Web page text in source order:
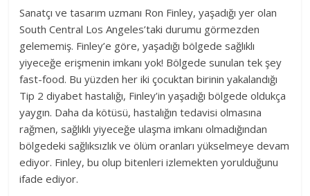
Sanatçı ve tasarım uzmanı Ron Finley, yaşadığı yer olan
South Central Los Angeles’taki durumu görmezden
gelememiş. Finley’e göre, yaşadığı bölgede sağlıklı
yiyeceğe erişmenin imkanı yok! Bölgede sunulan tek şey
fast-food. Bu yüzden her iki çocuktan birinin yakalandığı
Tip 2 diyabet hastalığı, Finley’in yaşadığı bölgede oldukça
yaygın. Daha da kötüsü, hastalığın tedavisi olmasına
rağmen, sağlıklı yiyeceğe ulaşma imkanı olmadığından
bölgedeki sağlıksızlık ve ölüm oranları yükselmeye devam
ediyor. Finley, bu olup bitenleri izlemekten yorulduğunu
ifade ediyor.